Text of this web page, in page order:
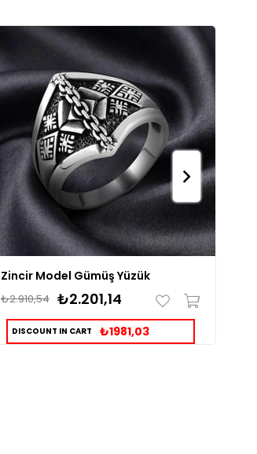
Zincir Model Gümüş Yüzük
₺2.201,14
₺2.910,54
DISCOUNT IN CART ₺1981,03